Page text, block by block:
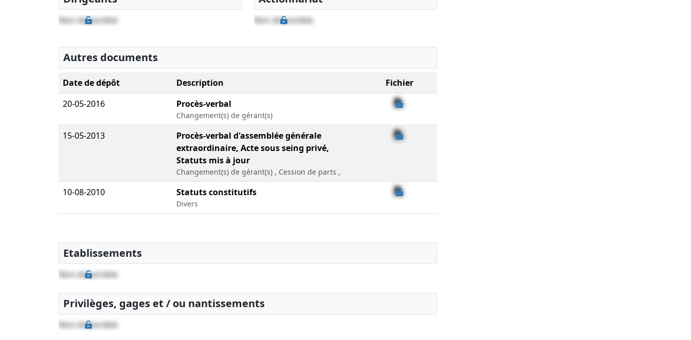
Non disponible Non disponible
Autres documents
Date de dépôt Description
Fichier
20-05-2016
Procès-verbal
Changement(s) de gérant(s)
15-05-2013
Procès-verbal d'assemblée générale
extraordinaire, Acte sous seing privé,
Statuts mis à jour
Changement(s) de gérant(s) , Cession de parts ,
10-08-2010 Statuts constitutifs
Divers
Etablissements
Non disponible
Privilèges, gages et / ou nantissements
Non disponible